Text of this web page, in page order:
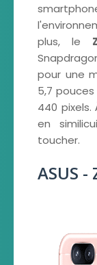
plus, le
pour une
5,7
440
en
toucher.
ASUS